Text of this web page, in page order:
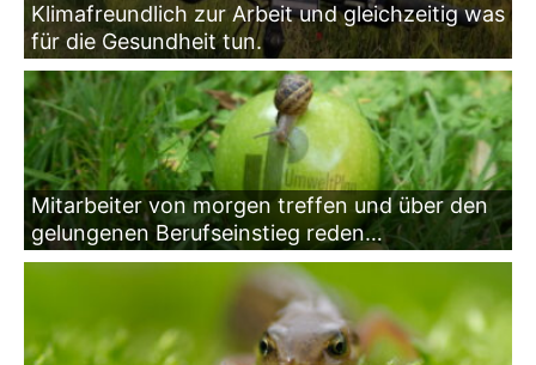
Klimafreundlich zur Arbeit und gleichzeitig was
für die Gesundheit tun.
Mitarbeiter von morgen treffen und über den
gelungenen Berufseinstieg reden…